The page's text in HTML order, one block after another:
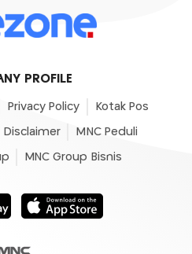
PROFILE
Privacy Policy Kotak Pos
Disclaimer MNC Peduli
MNC Group Bisnis